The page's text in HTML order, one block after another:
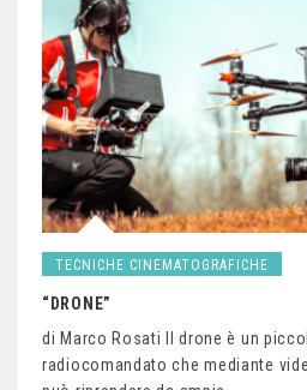
TECNICHE CINEMATOGRAFICHE
“DRONE”
di Marco Rosati Il drone è un
radiocomandato che mediante